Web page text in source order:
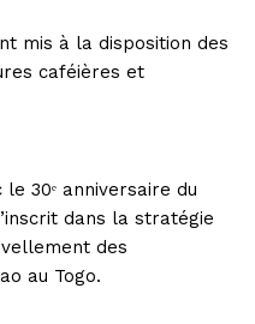
mis à la disposition des
caféières et
30ᵉ anniversaire du
dans la stratégie
des
au Togo.